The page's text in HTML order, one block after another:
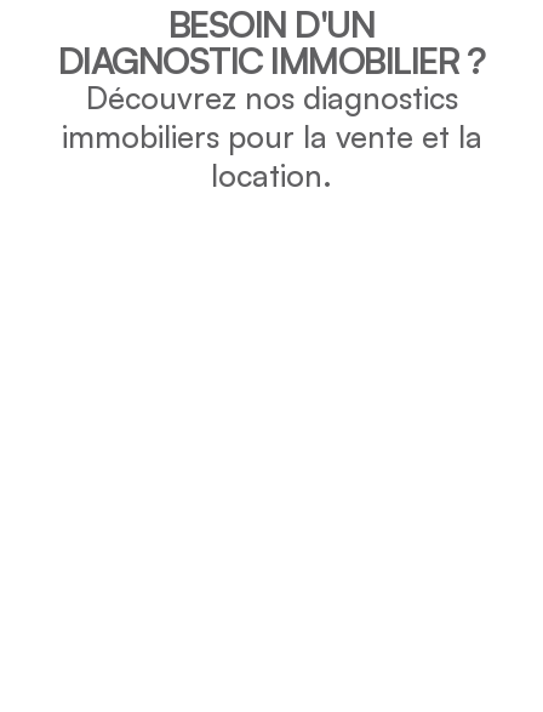
BESOIN D'UN
DIAGNOSTIC IMMOBILIER ?
Découvrez nos diagnostics
immobiliers pour la vente et la
location.